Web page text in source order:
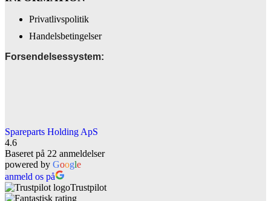
Privatlivspolitik
Handelsbetingelser
Forsendelsessystem:
Spareparts Holding ApS
4.6
Baseret på 22 anmeldelser
powered by Google
anmeld os på
Trustpilot